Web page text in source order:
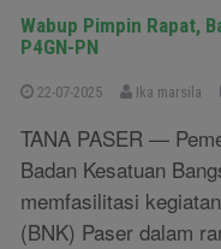
Wabup Pimpin Rapat,
P4GN-PN
22-07-2025 Ika marsila
TANA PASER —
Badan Kesatuan
memfasilitasi
(BNK) Paser dalam